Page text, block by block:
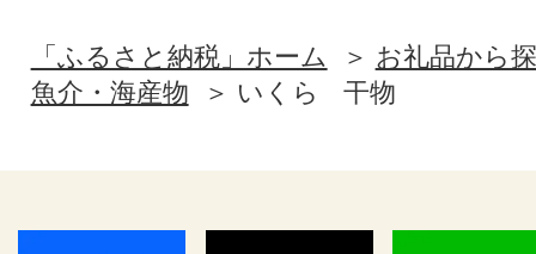
「ふるさと納税」ホーム
お礼品から
魚介・海産物
いくら 干物